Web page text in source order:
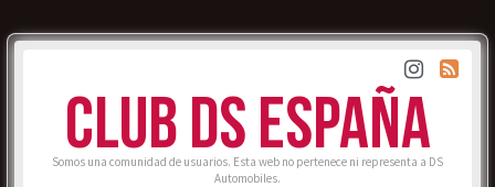
CLUB DS ESPAÑA
Somos una comunidad de usuarios. Esta web no pertenece ni representa a DS
Automobiles.